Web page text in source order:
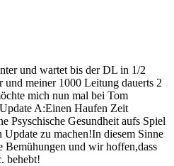
und wartet bis der DL in 1/2
und meiner 1000 Leitung dauerts 2
mich nun mal bei Tom
A:Einen Haufen Zeit
Psyschische Gesundheit aufs Spiel
Update zu machen!In diesem Sinne
und wir hoffen,dass
behebt!